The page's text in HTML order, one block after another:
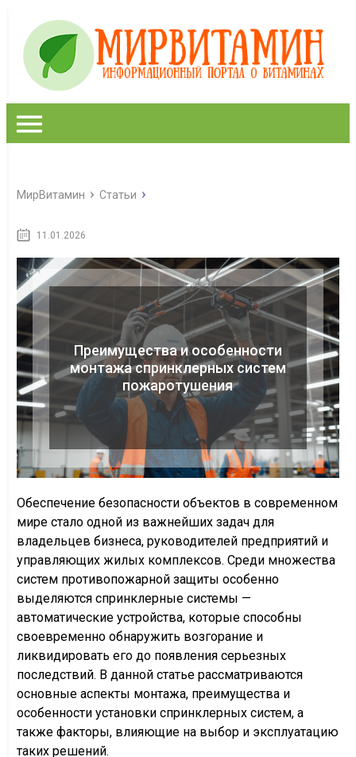
МирВитамин Статьи
11.01.2026
Преимущества и особенности
монтажа спринклерных систем
пожаротушения
Обеспечение безопасности объектов в современном
мире стало одной из важнейших задач для
владельцев бизнеса, руководителей предприятий и
управляющих жилых комплексов. Среди множества
систем противопожарной защиты особенно
выделяются спринклерные системы —
автоматические устройства, которые способны
своевременно обнаружить возгорание и
ликвидировать его до появления серьезных
последствий. В данной статье рассматриваются
основные аспекты монтажа, преимущества и
особенности установки спринклерных систем, а
также факторы, влияющие на выбор и эксплуатацию
таких решений.